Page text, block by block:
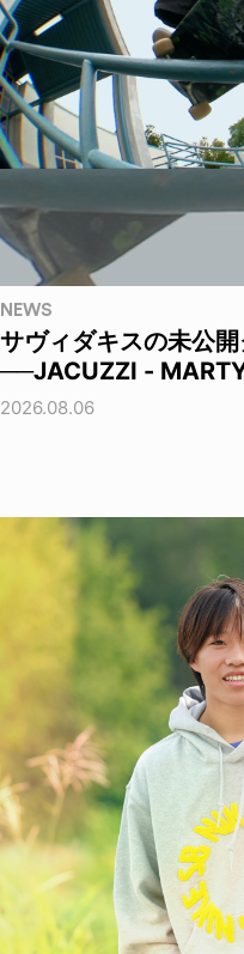
NEWS
サヴィダキスの未公
──JACUZZI -
2026.08.06